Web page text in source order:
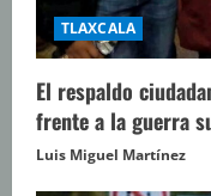
TLAXCALA
El respaldo
frente a la guerra
Luis Miguel Martínez